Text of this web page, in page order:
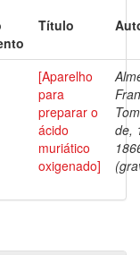
Título
[Aparelho
para
preparar o
ácido
muriático
oxigenado]
de,